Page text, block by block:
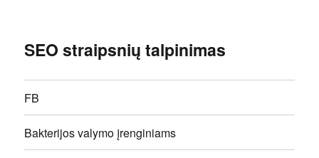
SEO straipsnių talpinimas
FB
Bakterijos valymo įrenginiams